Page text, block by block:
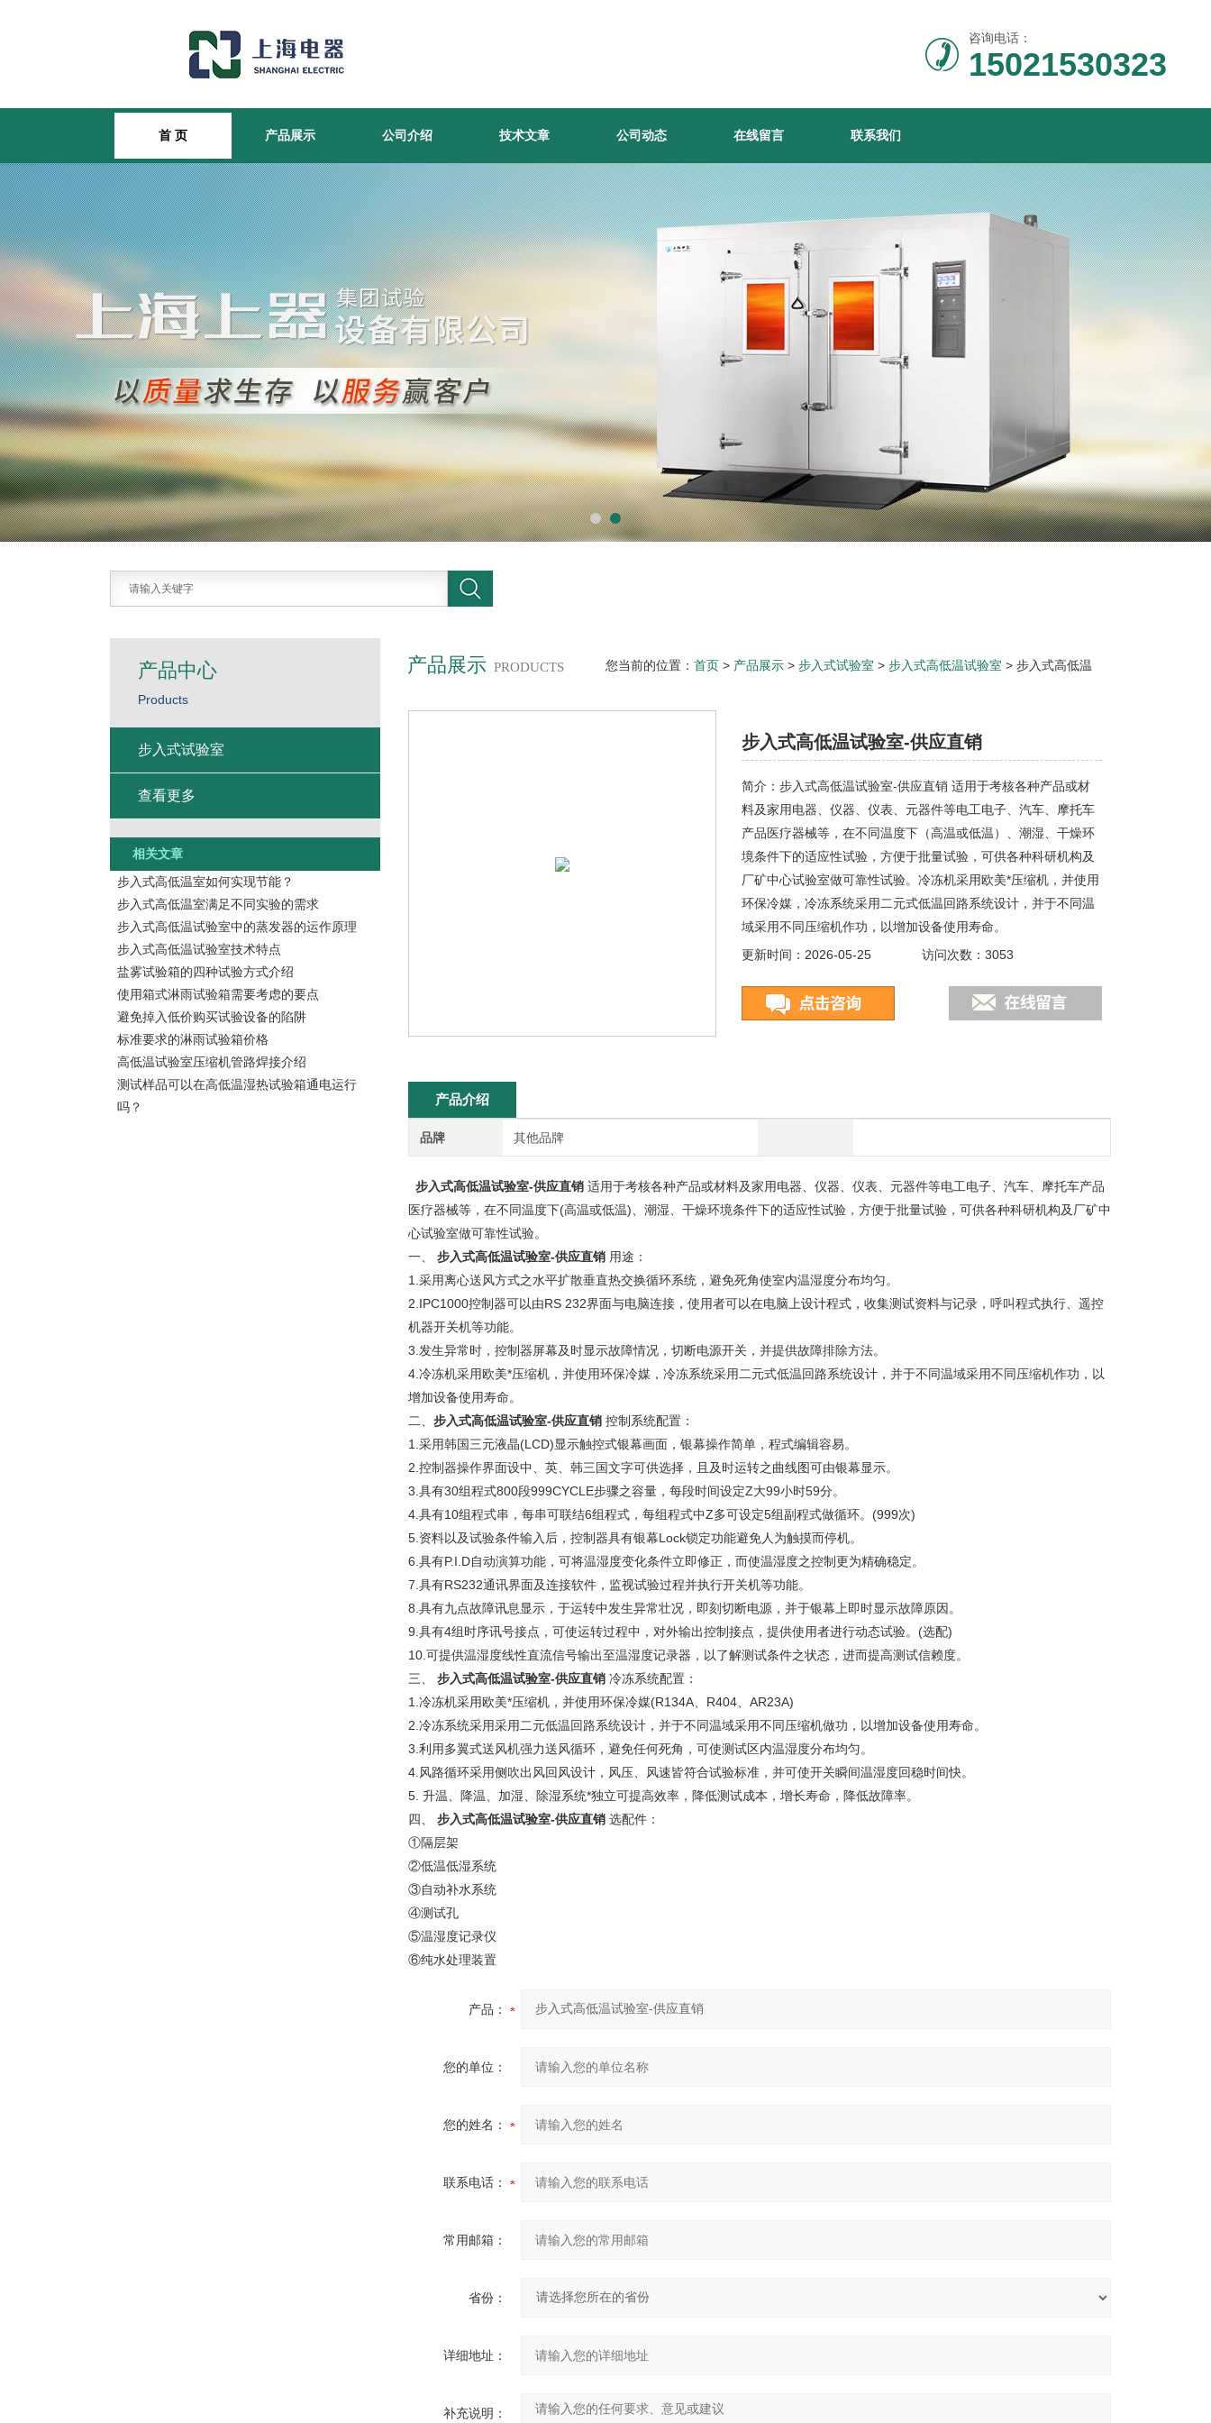
咨询电话：
15021530323
首 页 产品展示 公司介绍 技术文章 公司动态 在线留言 联系我们
产品展示 PRODUCTS 您当前的位置： 首页 > 产品展示 > 步入式试验室 > 步入式高低温试验室 > 步入式高低温
步入式高低温试验室-供应直销
简介：步入式高低温试验室-供应直销 适用于考核各种产品或材
料及家用电器、仪器、仪表、元器件等电工电子、汽车、摩托车
产品医疗器械等，在不同温度下（高温或低温）、潮湿、干燥环
境条件下的适应性试验，方便于批量试验，可供各种科研机构及
厂矿中心试验室做可靠性试验。冷冻机采用欧美*压缩机，并使用
环保冷媒，冷冻系统采用二元式低温回路系统设计，并于不同温
域采用不同压缩机作功，以增加设备使用寿命。
更新时间：2026-05-25
访问次数：3053
产品介绍
品牌 其他品牌
步入式高低温试验室-供应直销 适用于考核各种产品或材料及家用电器、仪器、仪表、元器件等电工电子、汽车、摩托车产品
医疗器械等，在不同温度下(高温或低温)、潮湿、干燥环境条件下的适应性试验，方便于批量试验，可供各种科研机构及厂矿中
心试验室做可靠性试验。
一、 步入式高低温试验室-供应直销 用途：
1.采用离心送风方式之水平扩散垂直热交换循环系统，避免死角使室内温湿度分布均匀。
2.IPC1000控制器可以由RS 232界面与电脑连接，使用者可以在电脑上设计程式，收集测试资料与记录，呼叫程式执行、遥控
机器开关机等功能。
3.发生异常时，控制器屏幕及时显示故障情况，切断电源开关，并提供故障排除方法。
4.冷冻机采用欧美*压缩机，并使用环保冷媒，冷冻系统采用二元式低温回路系统设计，并于不同温域采用不同压缩机作功，以
增加设备使用寿命。
二、 步入式高低温试验室-供应直销 控制系统配置：
1.采用韩国三元液晶(LCD)显示触控式银幕画面，银幕操作简单，程式编辑容易。
2.控制器操作界面设中、英、韩三国文字可供选择，且及时运转之曲线图可由银幕显示。
3.具有30组程式800段999CYCLE步骤之容量，每段时间设定Z大99小时59分。
4.具有10组程式串，每串可联结6组程式，每组程式中Z多可设定5组副程式做循环。(999次)
5.资料以及试验条件输入后，控制器具有银幕Lock锁定功能避免人为触摸而停机。
6.具有P.I.D自动演算功能，可将温湿度变化条件立即修正，而使温湿度之控制更为精确稳定。
7.具有RS232通讯界面及连接软件，监视试验过程并执行开关机等功能。
8.具有九点故障讯息显示，于运转中发生异常壮况，即刻切断电源，并于银幕上即时显示故障原因。
9.具有4组时序讯号接点，可使运转过程中，对外输出控制接点，提供使用者进行动态试验。(选配)
10.可提供温湿度线性直流信号输出至温湿度记录器，以了解测试条件之状态，进而提高测试信赖度。
三、 步入式高低温试验室-供应直销 冷冻系统配置：
1.冷冻机采用欧美*压缩机，并使用环保冷媒(R134A、R404、AR23A)
2.冷冻系统采用采用二元低温回路系统设计，并于不同温域采用不同压缩机做功，以增加设备使用寿命。
3.利用多翼式送风机强力送风循环，避免任何死角，可使测试区内温湿度分布均匀。
4.风路循环采用侧吹出风回风设计，风压、风速皆符合试验标准，并可使开关瞬间温湿度回稳时间快。
5. 升温、降温、加湿、除湿系统*独立可提高效率，降低测试成本，增长寿命，降低故障率。
四、 步入式高低温试验室-供应直销 选配件：
①隔层架
②低温低湿系统
③自动补水系统
④测试孔
⑤温湿度记录仪
⑥纯水处理装置
产品：
您的单位：
您的姓名：
联系电话：
常用邮箱：
省份：
详细地址：
补充说明：
产品中心
Products
步入式试验室
查看更多
相关文章
步入式高低温室如何实现节能？
步入式高低温室满足不同实验的需求
步入式高低温试验室中的蒸发器的运作原理
步入式高低温试验室技术特点
盐雾试验箱的四种试验方式介绍
使用箱式淋雨试验箱需要考虑的要点
避免掉入低价购买试验设备的陷阱
标准要求的淋雨试验箱价格
高低温试验室压缩机管路焊接介绍
测试样品可以在高低温湿热试验箱通电运行
吗？